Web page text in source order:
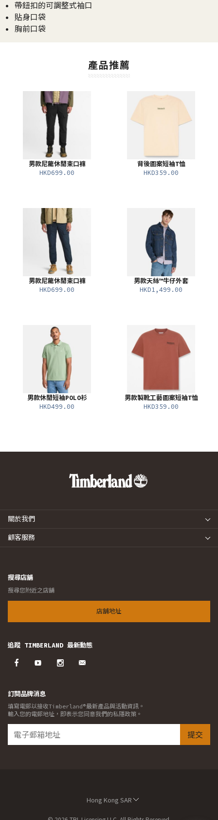
• 帶鈕扣的可調整式袖口
• 貼身口袋
• 胸前口袋
產品推薦
男款尼龍休閒束口褲
HKD699.00
背後圖案短袖T恤
HKD359.00
男款尼龍休閒束口褲
HKD699.00
男款天絲™牛仔外套
HKD1,499.00
男款休閒短袖POLO衫
HKD499.00
男款製靴工藝圖案短袖T恤
HKD359.00
關於我們
顧客服務
搜尋店舖
搜尋您附近之店舖
店舖地址
追蹤 TIMBERLAND 最新動態
訂閱品牌消息
填寫電郵以接收Timberland®最新產品與活動資訊。
輸入您的電郵地址，即表示您同意我們的私隱政策。
提交
Hong Kong SAR